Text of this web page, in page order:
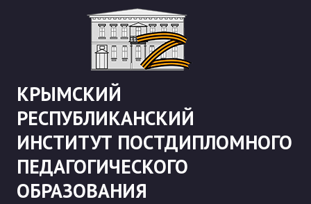
КРЫМСКИЙ
РЕСПУБЛИКАНСКИЙ
ИНСТИТУТ ПОСТДИПЛОМНОГО
ПЕДАГОГИЧЕСКОГО
ОБРАЗОВАНИЯ